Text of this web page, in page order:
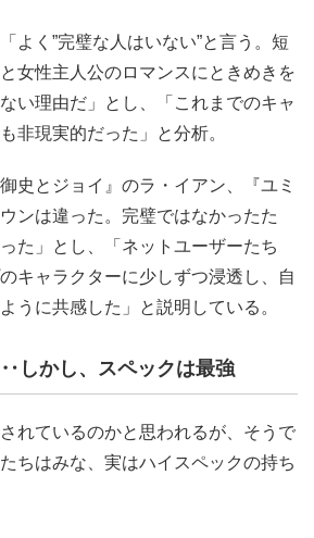
よく”完璧な人はいない”と言う。短
女性主人公のロマンスにときめきを
い理由だ」とし、「これまでのキャ
非現実的だった」と分析。
史とジョイ』のラ・イアン、『ユミ
ンは違った。完璧ではなかったた
た」とし、「ネットユーザーたち
キャラクターに少しずつ浸透し、自
うに共感した」と説明している。
しかし、スペックは最強
れているのかと思われるが、そうで
ちはみな、実はハイスペックの持ち